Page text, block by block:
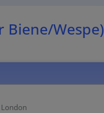
Biene/Wespe)